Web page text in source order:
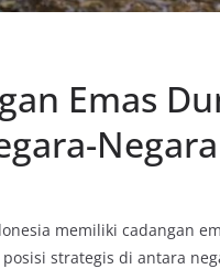
Emas
memiliki cadangan
strategis di antara